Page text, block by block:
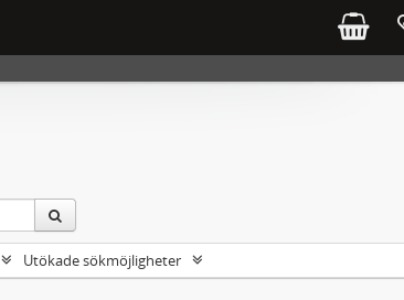
Utökade sökmöjligheter